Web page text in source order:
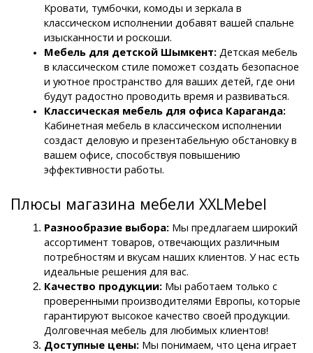
Кровати, тумбочки, комоды и зеркала в
классическом исполнении добавят вашей спальне
изысканности и роскоши.
Мебель для детской Шымкент: Детская мебель
в классическом стиле поможет создать безопасное
и уютное пространство для ваших детей, где они
будут радостно проводить время и развиваться.
Кабинетная мебель в классическом исполнении
создаст деловую и презентабельную обстановку в
вашем офисе, способствуя повышению
эффективности работы.
Плюсы магазина мебели XXLMebel
Разнообразие выбора: Мы предлагаем широкий
ассортимент товаров, отвечающих различным
потребностям и вкусам наших клиентов. У нас есть
идеальные решения для вас.
Качество продукции: Мы работаем только с
проверенными производителями Европы, которые
гарантируют высокое качество своей продукции.
Долговечная мебель для любимых клиентов!
Доступные цены: Мы понимаем, что цена играет